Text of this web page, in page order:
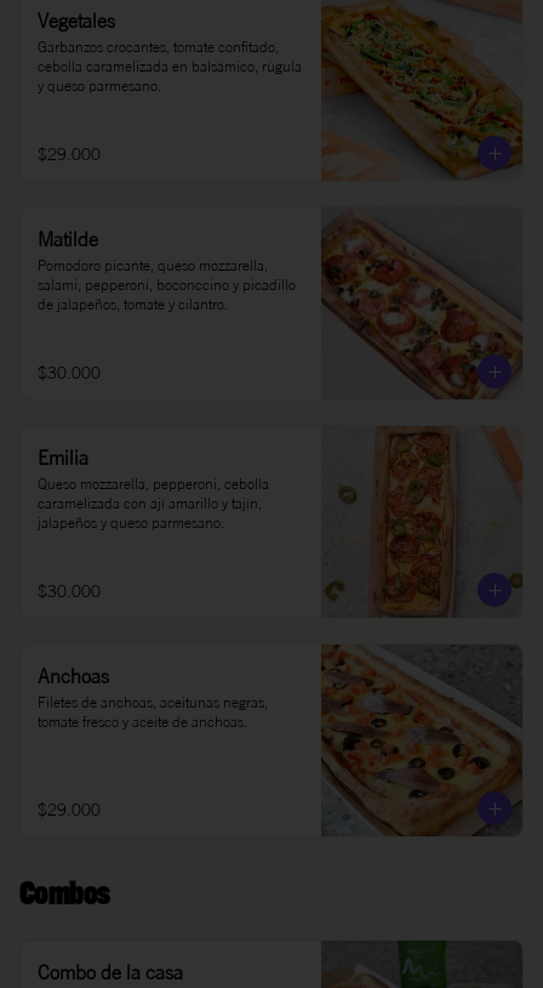
Vegetales
Garbanzos crocantes, tomate confitado,
cebolla caramelizada en balsámico, rúgula
y queso parmesano.
$29.000
Matilde
Pomodoro picante, queso mozzarella,
salami, pepperoni, boconccino y picadillo
de jalapeños, tomate y cilantro.
$30.000
Emilia
Queso mozzarella, pepperoni, cebolla
caramelizada con ají amarillo y tajín,
jalapeños y queso parmesano.
$30.000
Anchoas
Filetes de anchoas, aceitunas negras,
tomate fresco y aceite de anchoas.
$29.000
Combos
Combo de la casa